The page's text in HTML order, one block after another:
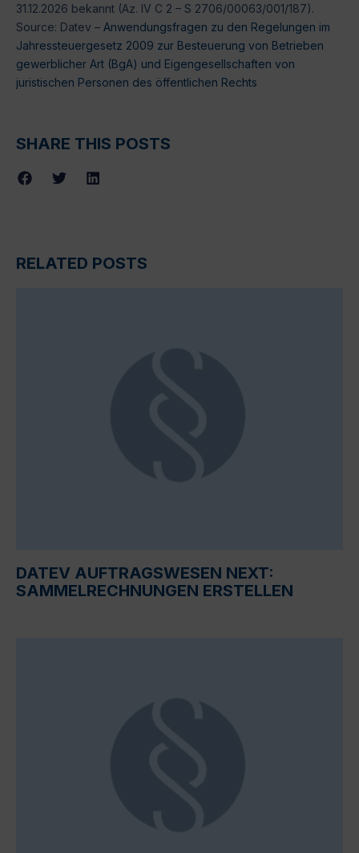
31.12.2026 bekannt (Az. IV C 2 – S 2706/00063/001/187).
Source: Datev – Anwendungsfragen zu den Regelungen im
Jahressteuergesetz 2009 zur Besteuerung von Betrieben
gewerblicher Art (BgA) und Eigengesellschaften von
juristischen Personen des öffentlichen Rechts
SHARE THIS POSTS
RELATED POSTS
DATEV AUFTRAGSWESEN NEXT:
SAMMELRECHNUNGEN ERSTELLEN